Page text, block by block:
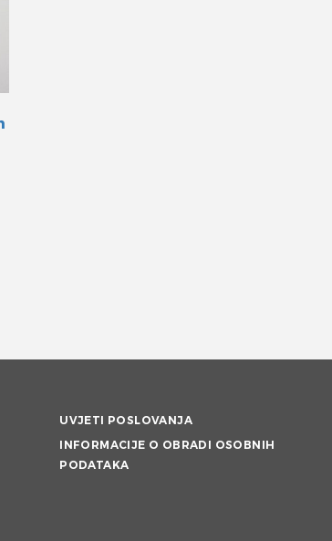
UVJETI POSLOVANJA
INFORMACIJE O OBRADI OSOBNIH
PODATAKA